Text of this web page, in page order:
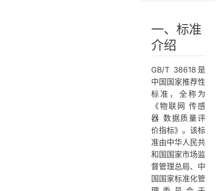
二、发展历史
三、技术原理
数据准确性
数据完整性
数据一致性
数据时效性
四、应用场景
智能家居
工业物联网
智能交通
环境监测
一、标准
介绍
GB/T 38618是
中国国家推荐性
标准，全称为
《物联网 传感
器 数据质量评
价指标》。该标
准由中华人民共
和国国家市场监
督管理总局、中
国国家标准化管